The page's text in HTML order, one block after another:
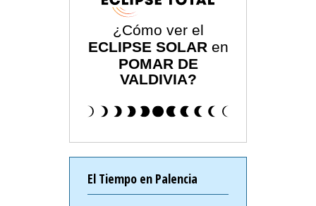
¿Cómo ver el
ECLIPSE SOLAR en
POMAR DE
VALDIVIA?
El Tiempo en Palencia